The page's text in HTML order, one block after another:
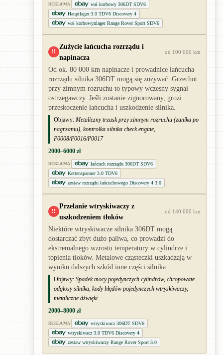
REKLAMA
wał korbowy 306DT SDV6
Hauptlager 3.0 TDV6 Discovery 4
wał korbowynlager Range Rover Sport SDV6
!!
Zużycie łańcucha rozrządu i
napinacza
od 100 000 km
Od ok. 80 000 km napinacze i prowadnice łańcucha
rozrządu silnika 306DT mogą się zużywać. Grzechot
przy zimnym rozruchu to typowy wczesny sygnał
ostrzegawczy. Jeśli zostanie zignorowany, grozi
przeskoczenie łańcucha i uszkodzenie silnika.
Objawy: Metaliczny trzask przy zimnym rozruchu (zanika po
nagrzaniu), kontrolka silnika check engine,
P0008/P0016/P0017
2000–6000 zł
REKLAMA
łańcuch rozrządu 306DT SDV6
Kettenspanner 3.0 TDV6
zestaw rozrządu łańcuchowego Discovery 4 3.0
!!
Przelanie wtryskiwaczy z
uszkodzeniem tłoków
od 140 000 km
Niektóre wtryskiwacze silnika 306DT mogą
dostarczać zbyt dużo paliwa, co prowadzi do
ekstremalnego wzrostu temperatury w cylindrze i
topienia tłoków. Metalowe cząsteczki uszkadzają w
wyniku dalszych szkód inne części silnika.
Objawy: Spadek mocy pojedynczych cylindrów, chropowate
odgłosy silnika, kody błędów pojedynczych wtryskiwaczy,
metaliczne dźwięki
2000–8000 zł
REKLAMA
wtryskiwacz 306DT SDV6
wtryskiwacz 3.0 TDV6 Discovery 4
zestaw wtryskiwaczy Range Rover Sport 3.0